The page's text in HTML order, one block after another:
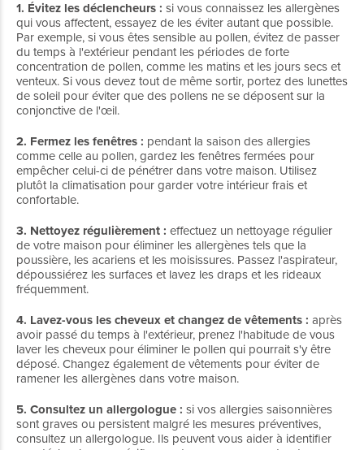
1. Évitez les déclencheurs : si vous connaissez les allergènes
qui vous affectent, essayez de les éviter autant que possible.
Par exemple, si vous êtes sensible au pollen, évitez de passer
du temps à l'extérieur pendant les périodes de forte
concentration de pollen, comme les matins et les jours secs et
venteux. Si vous devez tout de même sortir, portez des lunettes
de soleil pour éviter que des pollens ne se déposent sur la
conjonctive de l'œil.
2. Fermez les fenêtres : pendant la saison des allergies
comme celle au pollen, gardez les fenêtres fermées pour
empêcher celui-ci de pénétrer dans votre maison. Utilisez
plutôt la climatisation pour garder votre intérieur frais et
confortable.
3. Nettoyez régulièrement : effectuez un nettoyage régulier
de votre maison pour éliminer les allergènes tels que la
poussière, les acariens et les moisissures. Passez l'aspirateur,
dépoussiérez les surfaces et lavez les draps et les rideaux
fréquemment.
4. Lavez-vous les cheveux et changez de vêtements : après
avoir passé du temps à l'extérieur, prenez l'habitude de vous
laver les cheveux pour éliminer le pollen qui pourrait s'y être
déposé. Changez également de vêtements pour éviter de
ramener les allergènes dans votre maison.
5. Consultez un allergologue : si vos allergies saisonnières
sont graves ou persistent malgré les mesures préventives,
consultez un allergologue. Ils peuvent vous aider à identifier